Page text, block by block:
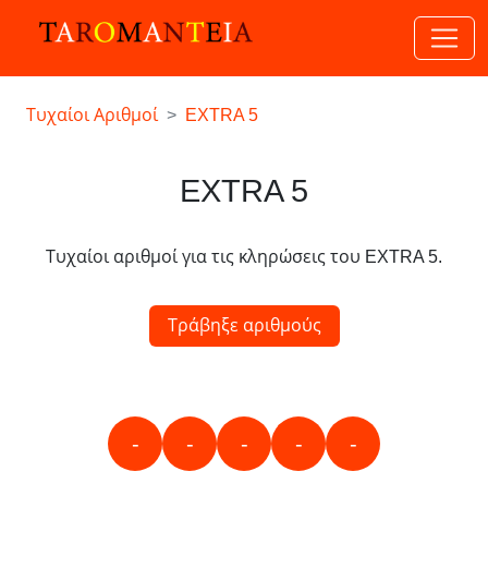
Τυχαίοι Αριθμοί EXTRA 5
EXTRA 5
Τυχαίοι αριθμοί για τις κληρώσεις του EXTRA 5.
Τράβηξε αριθμούς
- - - - -